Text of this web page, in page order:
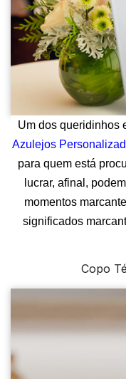
Azulejos
para quem está
lucrar, afinal,
momentos
significados
Copo